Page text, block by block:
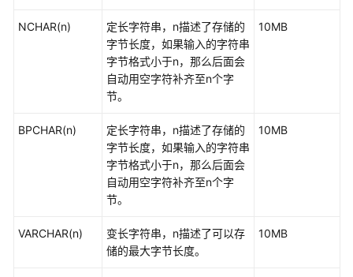
开
发
发
NCHAR(n)
定长字符串，n描述了存储的
字节长度，如果输入的字符串
字节格式小于n，那么后面会
自动用空字符补齐至n个字
节。
10MB
BPCHAR(n)
定长字符串，n描述了存储的
字节长度，如果输入的字符串
字节格式小于n，那么后面会
自动用空字符补齐至n个字
节。
10MB
VARCHAR(n)
变长字符串，n描述了可以存
储的最大字节长度。
10MB